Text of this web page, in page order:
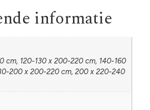
informatie
cm, 120-130 x 200-220 cm, 140-160
200 x 200-220 cm, 200 x 220-240